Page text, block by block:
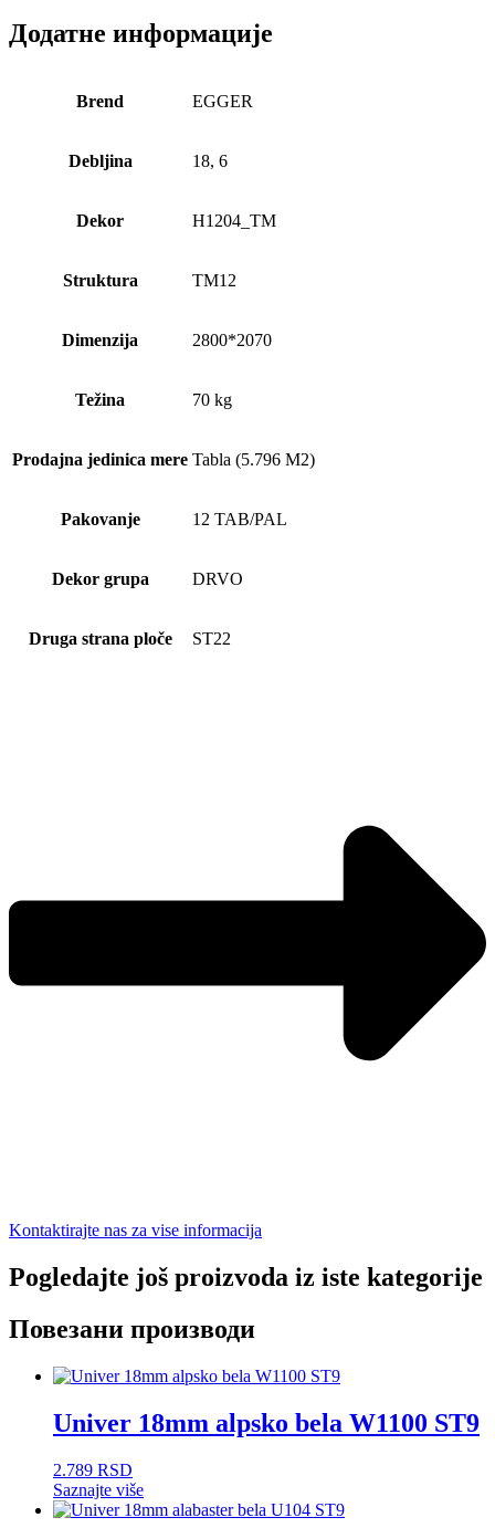
Додатне информације
Brend EGGER
Debljina 18, 6
Dekor H1204_TM
Struktura TM12
Dimenzija 2800*2070
Težina 70 kg
Prodajna jedinica mere Tabla (5.796 M2)
Pakovanje 12 TAB/PAL
Dekor grupa DRVO
Druga strana ploče ST22
Kontaktirajte nas za vise informacija
Pogledajte još proizvoda iz iste kategorije
Повезани производи
Univer 18mm alpsko bela W1100 ST9
2.789 RSD
Saznajte više